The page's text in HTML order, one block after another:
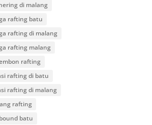
di malang
rafting batu
rafting di malang
rafting malang
rafting
rafting di batu
rafting di malang
rafting
batu